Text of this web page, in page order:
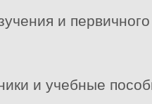
и
и учебные